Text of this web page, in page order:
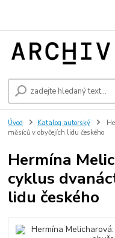
Úvod Katalog autorský
měsíců v obyčejích lidu českého
Hermína
cyklus
lidu českého